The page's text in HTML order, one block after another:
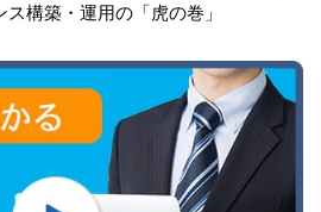
構築・運用の「虎の巻」